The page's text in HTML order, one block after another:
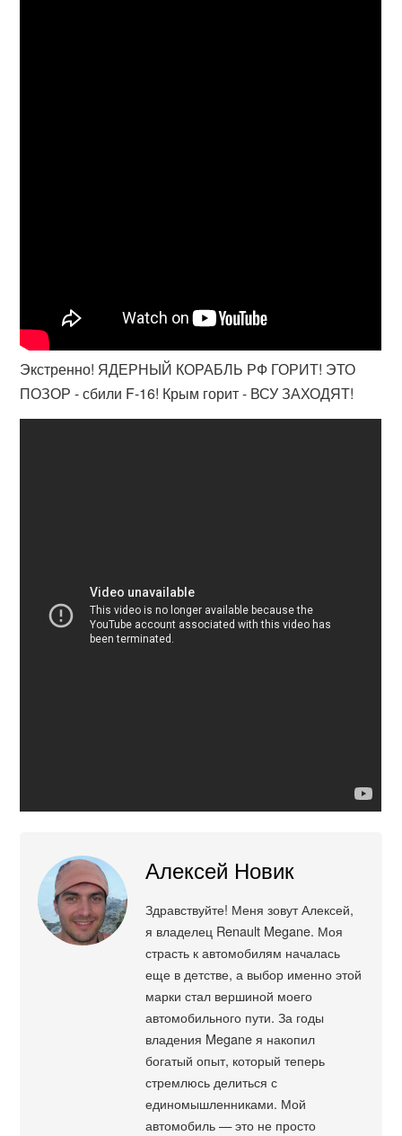
Экстренно! ЯДЕРНЫЙ КОРАБЛЬ РФ ГОРИТ! ЭТО
ПОЗОР - сбили F-16! Крым горит - ВСУ ЗАХОДЯТ!
Алексей Новик
Здравствуйте! Меня зовут Алексей,
я владелец Renault Megane. Моя
страсть к автомобилям началась
еще в детстве, а выбор именно этой
марки стал вершиной моего
автомобильного пути. За годы
владения Megane я накопил
богатый опыт, который теперь
стремлюсь делиться с
единомышленниками. Мой
автомобиль — это не просто